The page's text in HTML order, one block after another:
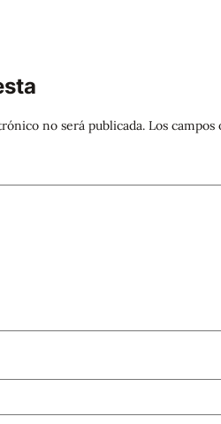
no será publicada. Los campos